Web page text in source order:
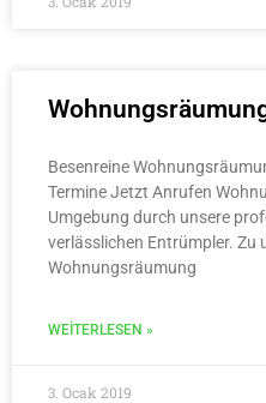
Besenreine
Termine Jetzt Anrufen
Umgebung durch unsere
verlässlichen Entrümpler. Zu
Wohnungsräumung
WEITERLESEN »
3. Ocak 2019